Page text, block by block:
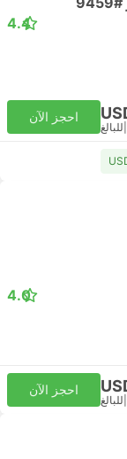
4.4
للبالغ
احجز الآن
4.0
للبالغ
احجز الآن